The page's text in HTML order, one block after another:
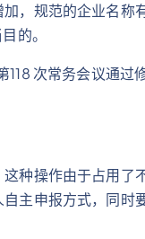
，规范的企业名
的。
次常务会议通
种操作由于占用
主申报方式，同